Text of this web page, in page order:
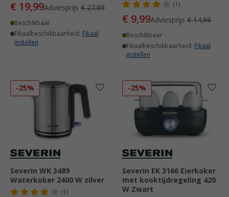
€ 19,99Adviesprijs € 27,99
Beschikbaar
Filiaalbeschikbaarheid: Filiaal
instellen
(1)
€ 9,99Adviesprijs € 14,99
Beschikbaar
Filiaalbeschikbaarheid: Filiaal
instellen
-25%
Severin WK 3489
Waterkoker 2400 W zilver
(1)
-25%
Severin EK 3166 Eierkoker
met kooktijdregeling 420
W Zwart